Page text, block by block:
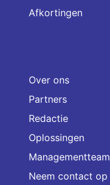
Afkortingen
Over ons
Partners
Redactie
Oplossingen
Managementteam
Neem contact op